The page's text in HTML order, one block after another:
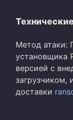
Метод атаки:
установщика
версией с
загрузчиком,
доставки